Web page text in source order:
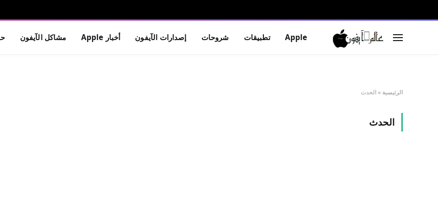
Apple تطبيقات شروحات إصدارات الآيفون أخبار Apple مشاكل الآيفون
الرئيسية » الحدث
الحدث